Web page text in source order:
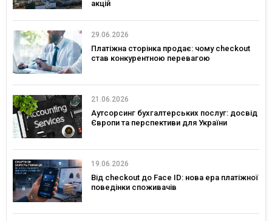
акцій
29.06.2026
Платіжна сторінка продає: чому checkout
став конкурентною перевагою
21.06.2026
Аутсорсинг бухгалтерських послуг: досвід
Європи та перспективи для України
19.06.2026
Від checkout до Face ID: нова ера платіжної
поведінки споживачів